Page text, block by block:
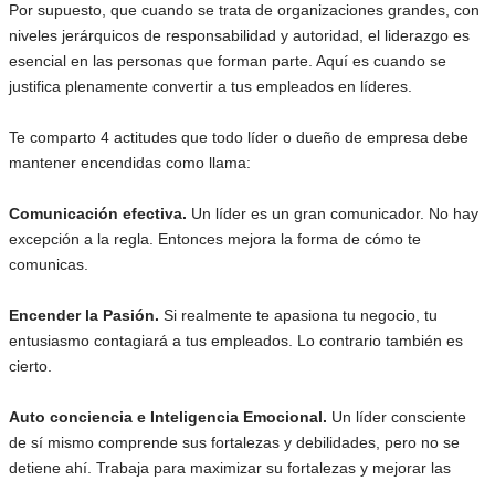
Por supuesto, que cuando se trata de organizaciones grandes, con
niveles jerárquicos de responsabilidad y autoridad, el liderazgo es
esencial en las personas que forman parte. Aquí es cuando se
justifica plenamente convertir a tus empleados en líderes.
Te comparto 4 actitudes que todo líder o dueño de empresa debe
mantener encendidas como llama:
Comunicación efectiva. Un líder es un gran comunicador. No hay
excepción a la regla. Entonces mejora la forma de cómo te
comunicas.
Encender la Pasión. Si realmente te apasiona tu negocio, tu
entusiasmo contagiará a tus empleados. Lo contrario también es
cierto.
Auto conciencia e Inteligencia Emocional. Un líder consciente
de sí mismo comprende sus fortalezas y debilidades, pero no se
detiene ahí. Trabaja para maximizar su fortalezas y mejorar las